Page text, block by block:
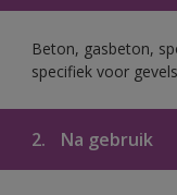
Beton, gasbeton,
specifiek voor
2. Na gebruik